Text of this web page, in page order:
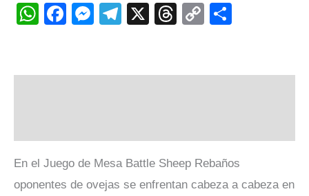
WhatsApp
Facebook
Messenger
Telegram
X Threads
Copy
En el Juego de Mesa Battle Sheep Rebaños
oponentes de ovejas se enfrentan cabeza a cabeza en